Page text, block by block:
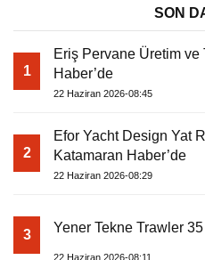
SON
1
Eriş Pervane Üretim ve
Haber’de
22 Haziran 2026-08:45
2
Efor Yacht Design Yat
Katamaran Haber’de
22 Haziran 2026-08:29
3 Yener Tekne Trawler
22 Haziran 2026-08:11